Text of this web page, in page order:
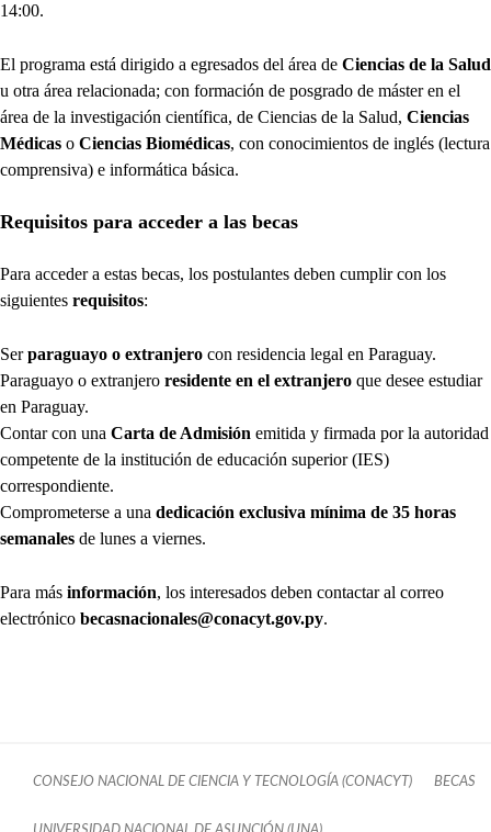
14:00.
El programa está dirigido a egresados del área de Ciencias de la Salud
u otra área relacionada; con formación de posgrado de máster en el
área de la investigación científica, de Ciencias de la Salud, Ciencias
Médicas o Ciencias Biomédicas, con conocimientos de inglés (lectura
comprensiva) e informática básica.
Requisitos para acceder a las becas
Para acceder a estas becas, los postulantes deben cumplir con los
siguientes requisitos:
Serparaguayo o extranjero con residencia legal en Paraguay.
Paraguayo o extranjero residente en el extranjero que desee estudiar
en Paraguay.
Contar con una Carta de Admisión emitida y firmada por la autoridad
competente de la institución de educación superior (IES)
correspondiente.
Comprometerse a una dedicación exclusiva mínima de 35 horas
semanales de lunes a viernes.
Para más información, los interesados deben contactar al correo
electrónico becasnacionales@conacyt.gov.py.
CONSEJO NACIONAL DE CIENCIA Y TECNOLOGÍA (CONACYT) BECAS